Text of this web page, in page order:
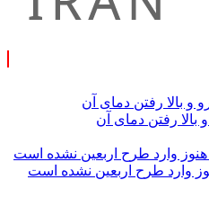
رفتن دمای آن